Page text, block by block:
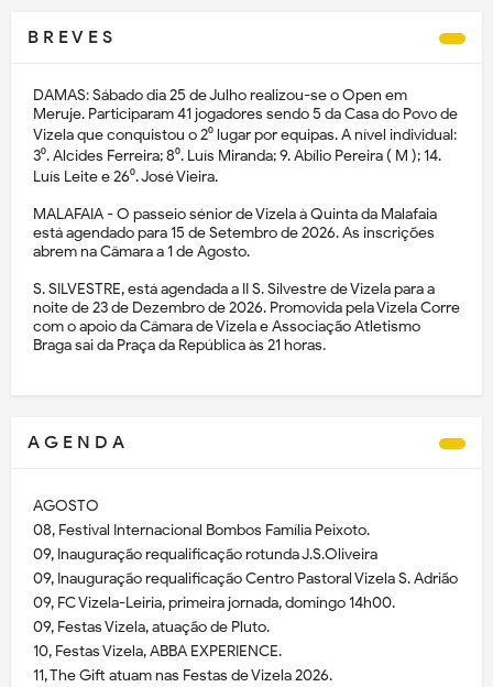
B R E V E S
DAMAS: Sábado dia 25 de Julho realizou-se o Open em
Meruje. Participaram 41 jogadores sendo 5 da Casa do Povo de
Vizela que conquistou o 2⁰ lugar por equipas. A nível individual:
3⁰. Alcides Ferreira; 8⁰. Luís Miranda; 9. Abílio Pereira ( M ); 14.
Luís Leite e 26⁰. José Vieira.
MALAFAIA - O passeio sénior de Vizela à Quinta da Malafaia
está agendado para 15 de Setembro de 2026. As inscrições
abrem na Câmara a 1 de Agosto.
S. SILVESTRE, está agendada a II S. Silvestre de Vizela para a
noite de 23 de Dezembro de 2026. Promovida pela Vizela Corre
com o apoio da Câmara de Vizela e Associação Atletismo
Braga sai da Praça da República às 21 horas.
A G E N D A
AGOSTO
08, Festival Internacional Bombos Família Peixoto.
09, Inauguração requalificação rotunda J.S.Oliveira
09, Inauguração requalificação Centro Pastoral Vizela S. Adrião
09, FC Vizela-Leiria, primeira jornada, domingo 14h00.
09, Festas Vizela, atuação de Pluto.
10, Festas Vizela, ABBA EXPERIENCE.
11, The Gift atuam nas Festas de Vizela 2026.